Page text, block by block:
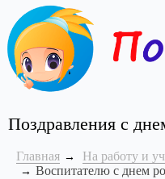
Поздравления с
Главная
На работу и
Воспитателю с днем